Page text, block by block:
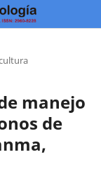
manejo
de